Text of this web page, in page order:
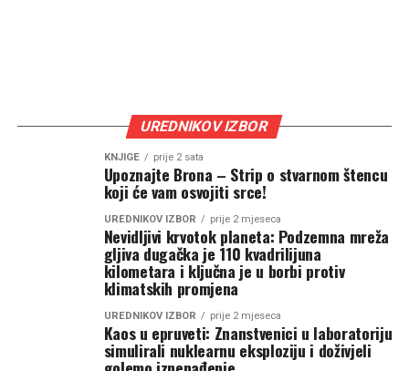
UREDNIKOV IZBOR
KNJIGE prije 2 sata
Upoznajte Brona – Strip o stvarnom štencu
koji će vam osvojiti srce!
UREDNIKOV IZBOR prije 2 mjeseca
Nevidljivi krvotok planeta: Podzemna mreža
gljiva dugačka je 110 kvadrilijuna
kilometara i ključna je u borbi protiv
klimatskih promjena
UREDNIKOV IZBOR prije 2 mjeseca
Kaos u epruveti: Znanstvenici u laboratoriju
simulirali nuklearnu eksploziju i doživjeli